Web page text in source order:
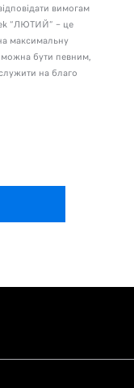
вимогам
“ЛЮТИЙ” – це
максимальну
можна бути певним,
на благо